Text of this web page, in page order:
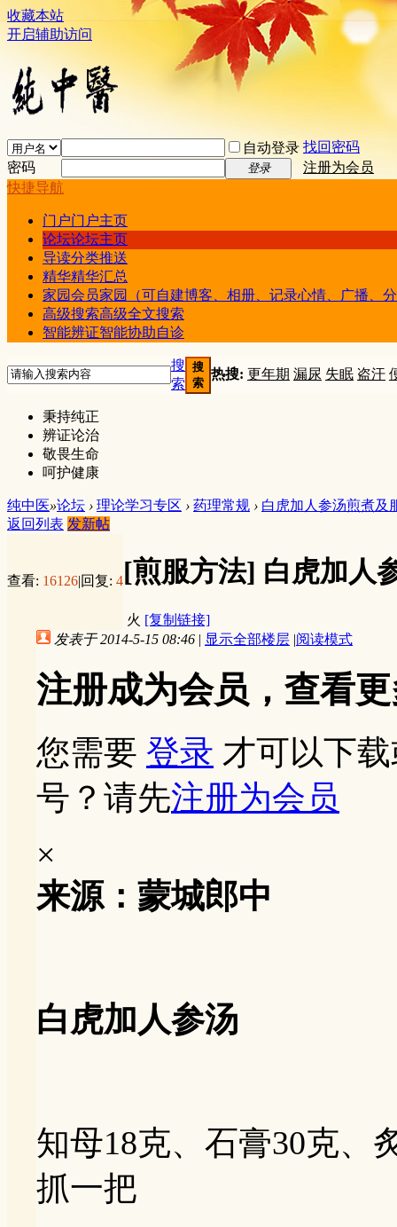
收藏本站
开启辅助访问
自动登录 找回密码
密码
登录
注册为会员
快捷导航
门户门户主页
论坛论坛主页
导读分类推送
精华精华汇总
家园会员家园（可自建博客、相册、记录心情、广播、
高级搜索高级全文搜索
智能辨证智能协助自诊
搜
索
搜
索
热搜: 更年期 漏尿 失眠 盗汗
秉持纯正
辨证论治
敬畏生命
呵护健康
纯中医»论坛 › 理论学习专区 › 药理常规 › 白虎加人参汤煎煮及
返回列表 发新帖
查看: 16126|回复: 4[煎服方法] 白虎加人
火 [复制链接]
发表于 2014-5-15 08:46 | 显示全部楼层 |阅读模式
注册成为会员，查看
您需要 登录 才可以下
号？请先注册为会员
×
来源：蒙城郎中
白虎加人参汤
知母18克、石膏30克、
抓一把